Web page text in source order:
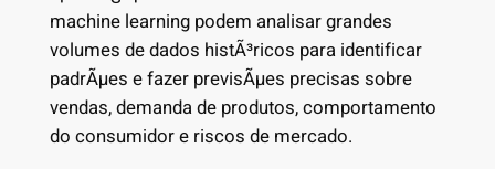
machine learning podem analisar grandes
volumes de dados histÃ³ricos para identificar
padrÃµes e fazer previsÃµes precisas sobre
vendas, demanda de produtos, comportamento
do consumidor e riscos de mercado.